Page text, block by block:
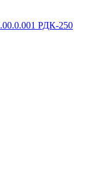
РДК-250